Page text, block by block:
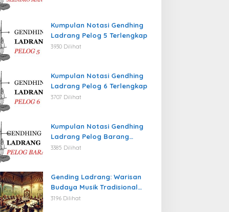
Kumpulan Notasi Gendhing
Ladrang Pelog 5 Terlengkap
3930 Dilihat
Kumpulan Notasi Gendhing
Ladrang Pelog 6 Terlengkap
3707 Dilihat
Kumpulan Notasi Gendhing
Ladrang Pelog Barang
Terlengkap
3385 Dilihat
Gending Ladrang: Warisan
Budaya Musik Tradisional
Jawa yang Abadi
3196 Dilihat